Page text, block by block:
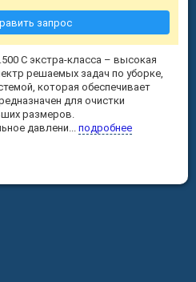
C экстра-класса – высокая
решаемых задач по уборке,
которая обеспечивает
для очистки
размеров.
давлени... подробнее
запрос